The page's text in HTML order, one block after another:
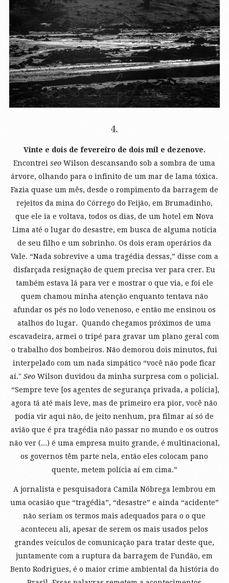
4.
Vinte e dois de fevereiro de dois mil e dezenove.
Encontreiseo Wilson descansando sob a sombra de uma
árvore, olhando para o infinito de um mar de lama tóxica.
Fazia quase um mês, desde o rompimento da barragem de
rejeitos da mina do Córrego do Feijão, em Brumadinho,
que ele ia e voltava, todos os dias, de um hotel em Nova
Lima até o lugar do desastre, em busca de alguma notícia
de seu filho e um sobrinho. Os dois eram operários da
Vale. “Nada sobrevive a uma tragédia dessas,” disse com a
disfarçada resignação de quem precisa ver para crer. Eu
também estava lá para ver e mostrar o que via, e foi ele
quem chamou minha atenção enquanto tentava não
afundar os pés no lodo venenoso, e então me ensinou os
atalhos do lugar. Quando chegamos próximos de uma
escavadeira, armei o tripé para gravar um plano geral com
o trabalho dos bombeiros. Não demorou dois minutos, fui
interpelado com um nada simpático “você não pode ficar
aí."Seo Wilson duvidou da minha surpresa com o policial.
“Sempre teve [os agentes de segurança privada, a polícia],
agora tá até mais leve, mas de primeiro era pior, você não
podia vir aqui não, de jeito nenhum, pra filmar aí só de
avião que é pra tragédia não passar no mundo e os outros
não ver (...) é uma empresa muito grande, é multinacional,
os governos têm parte nela, então eles colocam pano
quente, metem polícia aí em cima.”
A jornalista e pesquisadora Camila Nóbrega lembrou em
uma ocasião que “tragédia”, “desastre” e ainda “acidente”
não seriam os termos mais adequados para o o que
aconteceu ali, apesar de serem os mais usados pelos
grandes veículos de comunicação para tratar deste que,
juntamente com a ruptura da barragem de Fundão, em
Bento Rodrigues, é o maior crime ambiental da história do